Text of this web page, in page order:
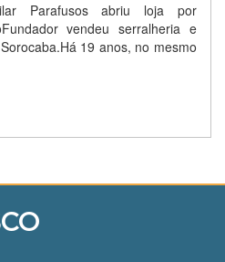
Parafusos abriu loja por
vendeu serralheria e
19 anos, no mesmo